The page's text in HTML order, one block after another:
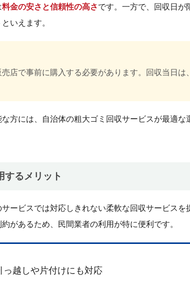
料金の安さと信頼性の高さです。一方で、回収日が
いえます。
店で事前に購入する必要があります。回収当日は
方には、自治体の粗大ゴミ回収サービスが最適な
するメリット
ービスでは対応しきれない柔軟な回収サービス
があるため、民間業者の利用が特に便利です。
越しや片付けにも対応